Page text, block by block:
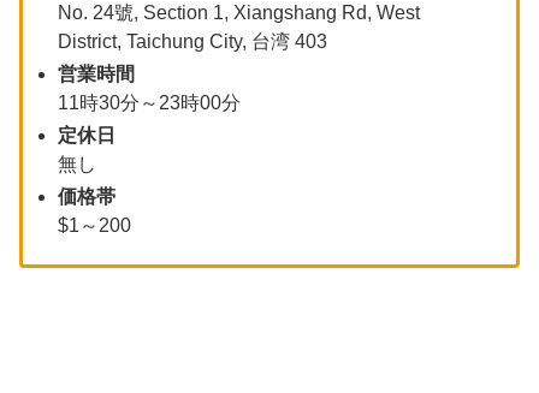
No. 24號, Section 1, Xiangshang Rd, West
District, Taichung City, 台湾 403
営業時間
11時30分～23時00分
定休日
無し
価格帯
$1～200